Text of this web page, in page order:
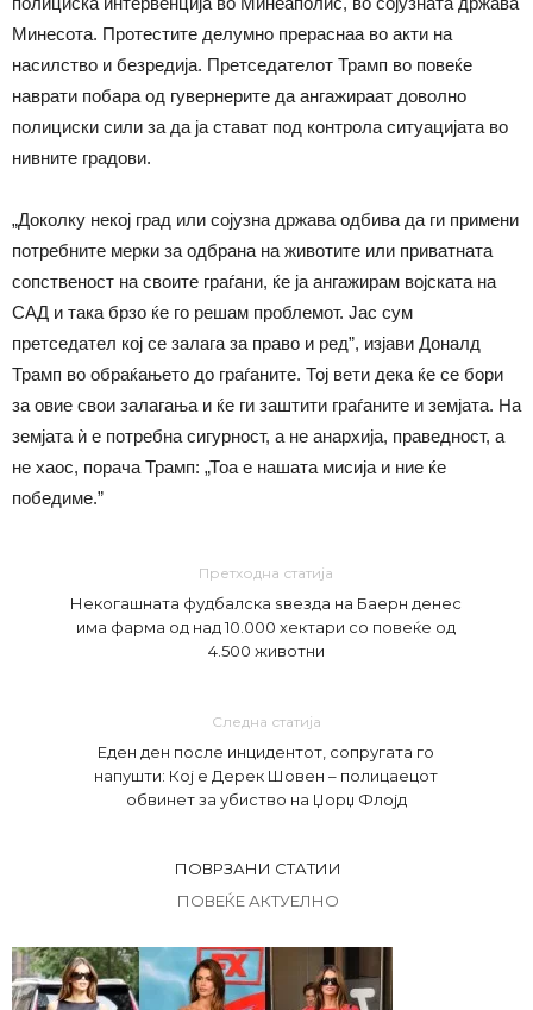
Минесота. Протестите делумно прераснаа во акти на
насилство и безредија. Претседателот Трамп во повеќе
наврати побара од гувернерите да ангажираат доволно
полициски сили за да ја стават под контрола ситуацијата во
нивните градови.
„Доколку некој град или сојузна држава одбива да ги примени
потребните мерки за одбрана на животите или приватната
сопственост на своите граѓани, ќе ја ангажирам војската на
САД и така брзо ќе го решам проблемот. Јас сум
претседател кој се залага за право и ред”, изјави Доналд
Трамп во обраќањето до граѓаните. Тој вети дека ќе се бори
за овие свои залагања и ќе ги заштити граѓаните и земјата. На
земјата ѝ е потребна сигурност, а не анархија, праведност, а
не хаос, порача Трамп: „Тоа е нашата мисија и ние ќе
победиме.”
Претходна статија
Некогашната фудбалска ѕвезда на Баерн денес
има фарма од над 10.000 хектари со повеќе од
4.500 животни
Следна статија
Еден ден после инцидентот, сопругата го
напушти: Кој е Дерек Шовен – полицаецот
обвинет за убиство на Џорџ Флојд
ПОВРЗАНИ СТАТИИ
ПОВЕЌЕ АКТУЕЛНО